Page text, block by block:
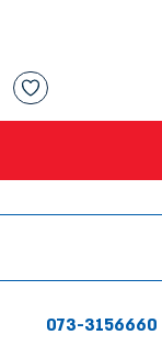
073-3156660